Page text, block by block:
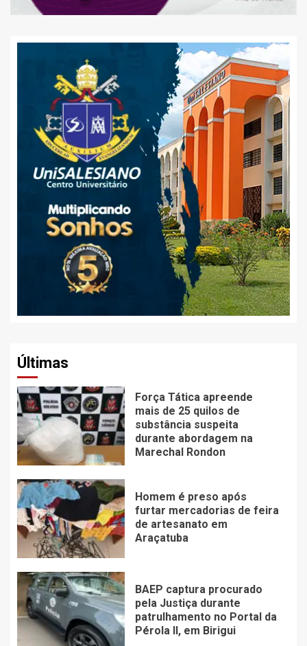
Últimas
Força Tática apreende
mais de 25 quilos de
substância suspeita
durante abordagem na
Marechal Rondon
Homem é preso após
furtar mercadorias de feira
de artesanato em
Araçatuba
BAEP captura procurado
pela Justiça durante
patrulhamento no Portal da
Pérola ll, em Birigui